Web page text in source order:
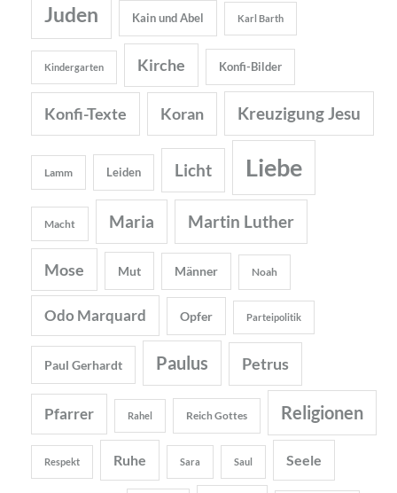
Juden Kain und Abel Karl Barth
Kindergarten Kirche Konfi-Bilder
Konfi-Texte Koran Kreuzigung Jesu
Lamm Leiden Licht Liebe
Macht Maria Martin Luther
Mose Mut Männer Noah
Odo Marquard Opfer Parteipolitik
Paul Gerhardt Paulus Petrus
Pfarrer Rahel Reich Gottes Religionen
Respekt Ruhe Sara Saul Seele